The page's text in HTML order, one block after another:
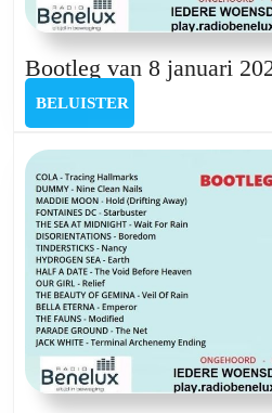
Bootleg van 8 januari
BELUISTER